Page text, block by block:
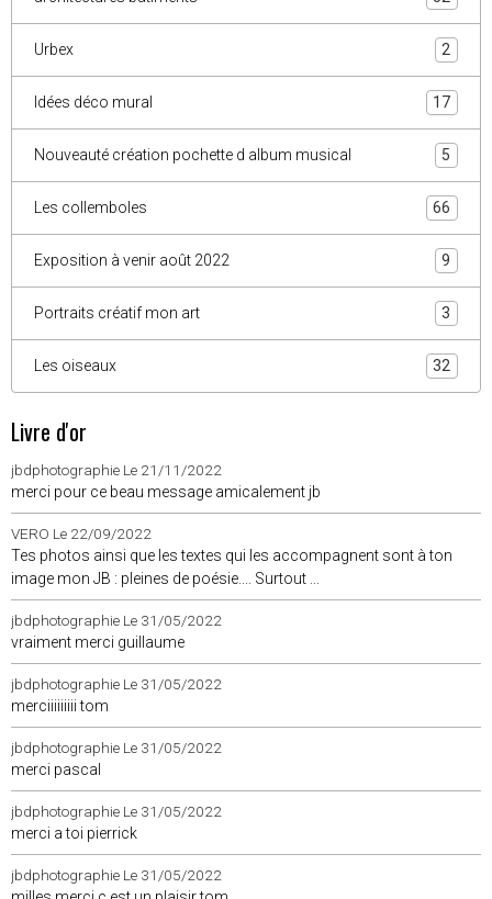
Urbex 2
Idées déco mural 17
Nouveauté création pochette d album musical 5
Les collemboles 66
Exposition à venir août 2022 9
Portraits créatif mon art 3
Les oiseaux 32
Livre d'or
jbdphotographie Le 21/11/2022
merci pour ce beau message amicalement jb
VERO Le 22/09/2022
Tes photos ainsi que les textes qui les accompagnent sont à ton
image mon JB : pleines de poésie.... Surtout ...
jbdphotographie Le 31/05/2022
vraiment merci guillaume
jbdphotographie Le 31/05/2022
merciiiiiiiii tom
jbdphotographie Le 31/05/2022
merci pascal
jbdphotographie Le 31/05/2022
merci a toi pierrick
jbdphotographie Le 31/05/2022